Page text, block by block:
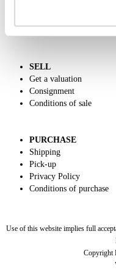
SELL
Get a valuation
Consignment
Conditions of sale
PURCHASE
Shipping
Pick-up
Privacy Policy
Conditions of purchase
Use of this website implies full
Copyright